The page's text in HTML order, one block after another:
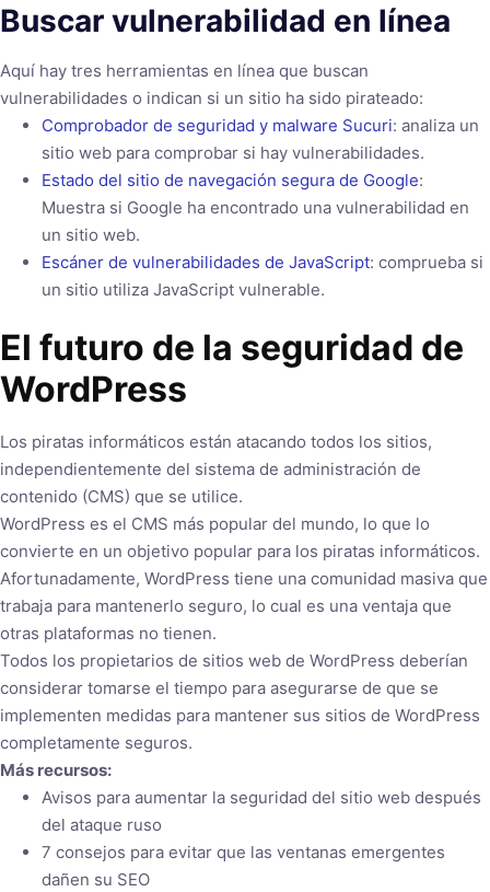
Buscar vulnerabilidad en línea
Aquí hay tres herramientas en línea que buscan
vulnerabilidades o indican si un sitio ha sido pirateado:
Comprobador de seguridad y malware Sucuri: analiza un
sitio web para comprobar si hay vulnerabilidades.
Estado del sitio de navegación segura de Google:
Muestra si Google ha encontrado una vulnerabilidad en
un sitio web.
Escáner de vulnerabilidades de JavaScript: comprueba si
un sitio utiliza JavaScript vulnerable.
El futuro de la seguridad de
WordPress
Los piratas informáticos están atacando todos los sitios,
independientemente del sistema de administración de
contenido (CMS) que se utilice.
WordPress es el CMS más popular del mundo, lo que lo
convierte en un objetivo popular para los piratas informáticos.
Afortunadamente, WordPress tiene una comunidad masiva que
trabaja para mantenerlo seguro, lo cual es una ventaja que
otras plataformas no tienen.
Todos los propietarios de sitios web de WordPress deberían
considerar tomarse el tiempo para asegurarse de que se
implementen medidas para mantener sus sitios de WordPress
completamente seguros.
Más recursos:
Avisos para aumentar la seguridad del sitio web después
del ataque ruso
7 consejos para evitar que las ventanas emergentes
dañen su SEO